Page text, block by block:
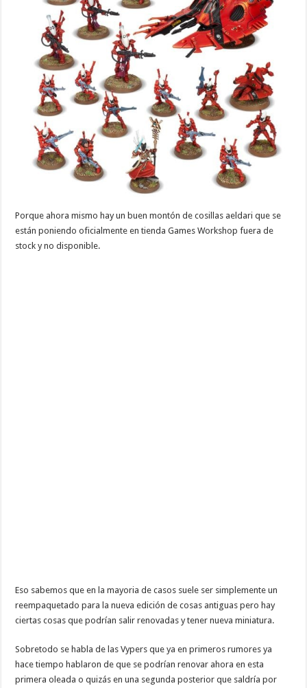
Porque ahora mismo hay un buen montón de cosillas aeldari que se
están poniendo oficialmente en tienda Games Workshop fuera de
stock y no disponible.
Eso sabemos que en la mayoria de casos suele ser simplemente un
reempaquetado para la nueva edición de cosas antiguas pero hay
ciertas cosas que podrían salir renovadas y tener nueva miniatura.
Sobretodo se habla de las Vypers que ya en primeros rumores ya
hace tiempo hablaron de que se podrían renovar ahora en esta
primera oleada o quizás en una segunda posterior que saldría por